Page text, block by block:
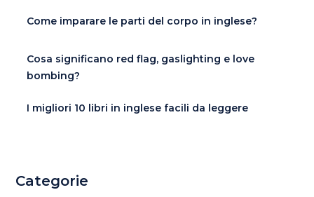
Come imparare le parti del corpo in inglese?
Cosa significano red flag, gaslighting e love
bombing?
I migliori 10 libri in inglese facili da leggere
Categorie